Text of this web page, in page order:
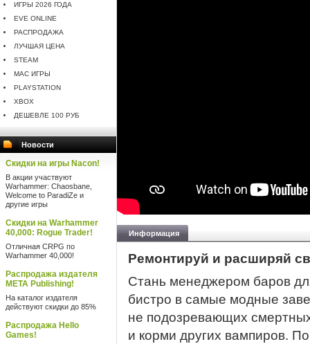
ИГРЫ 2026 ГОДА
EVE ONLINE
РАСПРОДАЖА
ЛУЧШАЯ ЦЕНА
STEAM
MAC ИГРЫ
PLAYSTATION
XBOX
ДЕШЕВЛЕ 100 РУБ
Новости
Скидки на игры Nacon!
В акции участвуют
Warhammer: Chaosbane,
Welcome to ParadiZe и
другие игры
Скидки на Warhammer
40,000: Rogue Trader!
Отличная CRPG по
Warhammer 40,000!
Распродажа издателя
META Publishing!
На каталог издателя
действуют скидки до 85%
Распродажа Hello
Games!
Информация
Ремонтируй и расширяй
Стань менеджером баров
бистро в самые модные
не подозревающих
и корми других вампиров.